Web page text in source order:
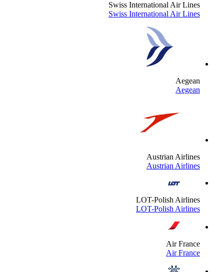
Swiss International Air
Swiss International Air
Austrian
Austrian
LOT-Polish
LOT-Polish
Air
Air